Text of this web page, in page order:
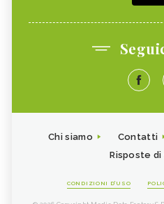
Chi siamo Contatti
Risposte
CONDIZIONI D'USO